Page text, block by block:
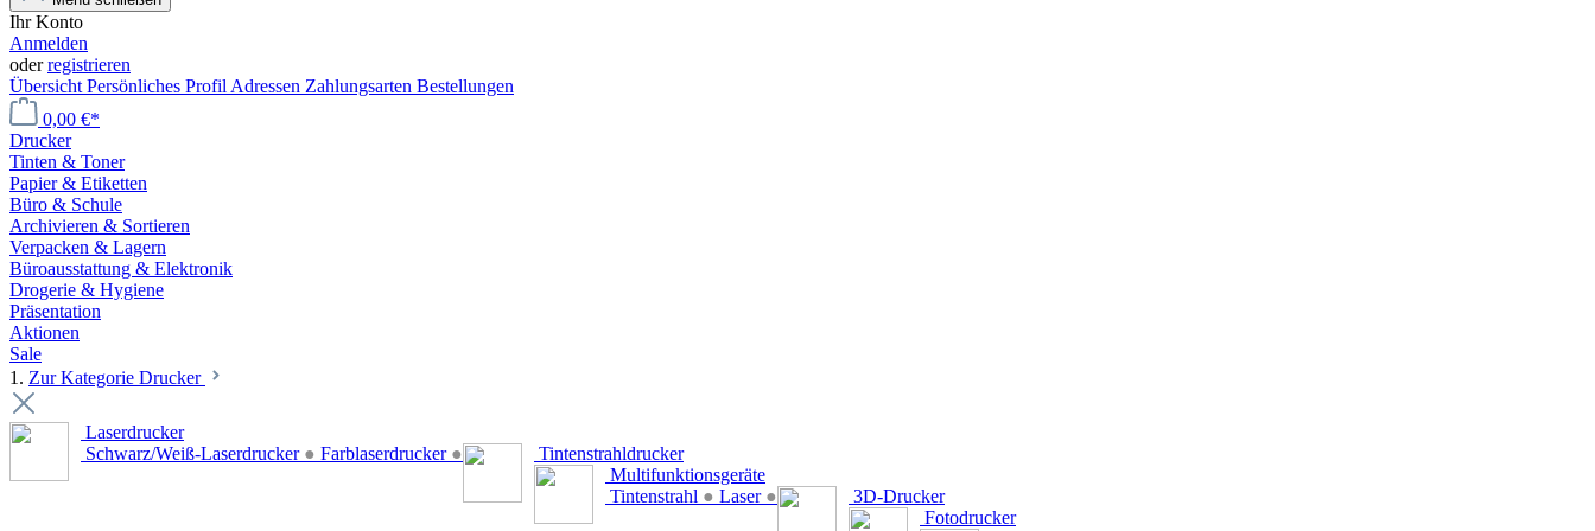
Ihr Konto
Anmelden
oderregistrieren
Übersicht Persönliches Profil Adressen Zahlungsarten Bestellungen
0,00 €*
Drucker
Tinten & Toner
Papier & Etiketten
Büro & Schule
Archivieren & Sortieren
Verpacken & Lagern
Büroausstattung & Elektronik
Drogerie & Hygiene
Präsentation
Aktionen
Sale
1. Zur Kategorie Drucker
Laserdrucker
Schwarz/Weiß-Laserdrucker ● Farblaserdrucker ●
Tintenstrahldrucker
Multifunktionsgeräte
Tintenstrahl ● Laser ●
3D-Drucker
Fotodrucker